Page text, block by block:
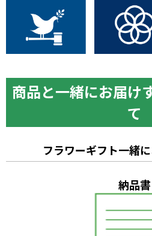
商品と一緒にお届け
て
フラワーギフト一緒
納品書